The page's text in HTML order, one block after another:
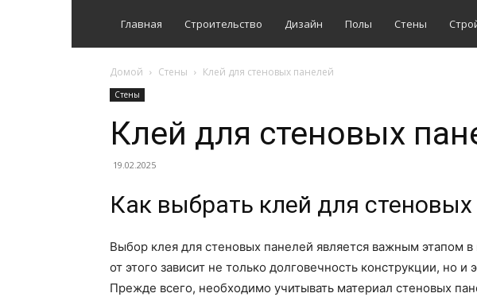
Главная Строительство Дизайн Полы Стены
Домой Стены Клей для стеновых панелей
Стены
Клей для стеновых
19.02.2025
Как выбрать клей для
Выбор клея для стеновых панелей является важным этапом в
от этого зависит не только долговечность конструкции, но и
Прежде всего, необходимо учитывать материал стеновых